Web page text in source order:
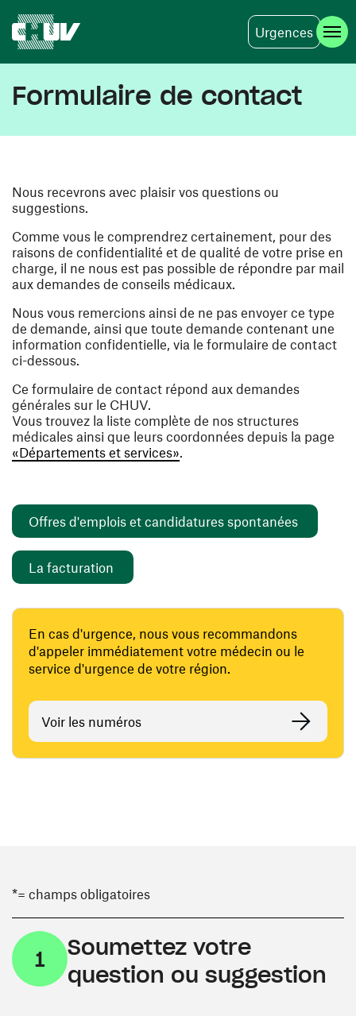
Urgences
Formulaire de contact
Nous recevrons avec plaisir vos questions ou
suggestions.
Comme vous le comprendrez certainement, pour des
raisons de confidentialité et de qualité de votre prise en
charge, il ne nous est pas possible de répondre par mail
aux demandes de conseils médicaux.
Nous vous remercions ainsi de ne pas envoyer ce type
de demande, ainsi que toute demande contenant une
information confidentielle, via le formulaire de contact
ci-dessous.
Ce formulaire de contact répond aux demandes
générales sur le CHUV.
Vous trouvez la liste complète de nos structures
médicales ainsi que leurs coordonnées depuis la page
«Départements et services».
Offres d'emplois et candidatures spontanées
La facturation
En cas d'urgence, nous vous recommandons
d'appeler immédiatement votre médecin ou le
service d'urgence de votre région.
Voir les numéros
*= champs obligatoires
1
Soumettez votre
question ou suggestion